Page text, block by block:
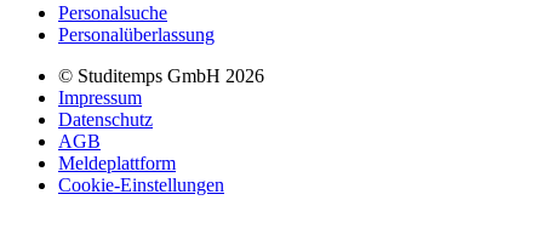
Personalsuche
Personalüberlassung
© Studitemps GmbH 2026
Impressum
Datenschutz
AGB
Meldeplattform
Cookie-Einstellungen